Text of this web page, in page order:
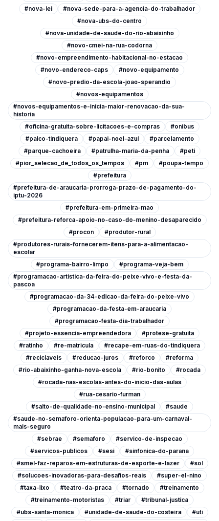
#nova-lei
#nova-sede-para-a-agencia-do-trabalhador
#nova-ubs-do-centro
#nova-unidade-de-saude-do-rio-abaixinho
#novo-cmei-na-rua-codorna
#novo-empreendimento-habitacional-no-estacao
#novo-endereco-caps
#novo-equipamento
#novo-predio-da-escola-joao-sperandio
#novos-equipamentos
#novos-equipamentos-e-inicia-maior-renovacao-da-sua-
historia
#oficina-gratuita-sobre-licitacoes-e-compras
#onibus
#palco-tindiquera
#papai-noel-azul
#parcelamento
#parque-cachoeira
#patrulha-maria-da-penha
#peti
#pior_selecao_de_todos_os_tempos
#pm
#poupa-tempo
#prefeitura
#prefeitura-de-araucaria-prorroga-prazo-de-pagamento-do-
iptu-2026
#prefeitura-em-primeira-mao
#prefeitura-reforca-apoio-no-caso-do-menino-desaparecido
#procon
#produtor-rural
#produtores-rurais-fornecerem-itens-para-a-alimentacao-
escolar
#programa-bairro-limpo
#programa-veja-bem
#programacao-artistica-da-feira-do-peixe-vivo-e-festa-da-
pascoa
#programacao-da-34-edicao-da-feira-do-peixe-vivo
#programacao-da-festa-em-araucaria
#programacao-festa-dia-trabalhador
#projeto-essencia-empreendedora
#protese-gratuita
#ratinho
#re-matricula
#recape-em-ruas-do-tindiquera
#reciclaveis
#reducao-juros #reforco
#reforma
#rio-abaixinho-ganha-nova-escola
#rio-bonito
#rocada
#rocada-nas-escolas-antes-do-inicio-das-aulas
#rua-cesario-furman
#salto-de-qualidade-no-ensino-municipal
#saude
#saude-no-semaforo-orienta-populacao-para-um-carnaval-
mais-seguro
#sebrae
#semaforo
#servico-de-inspecao
#servicos-publicos
#sesi
#sinfonica-do-parana
#smel-faz-reparos-em-estruturas-de-esporte-e-lazer
#sol
#solucoes-inovadoras-para-desafios-reais
#super-el-nino
#taxa-lixo
#teatro-da-praca #tornado
#treinamento
#treinamento-motoristas
#triar
#tribunal-justica
#ubs-santa-monica
#unidade-de-saude-do-costeira
#uti